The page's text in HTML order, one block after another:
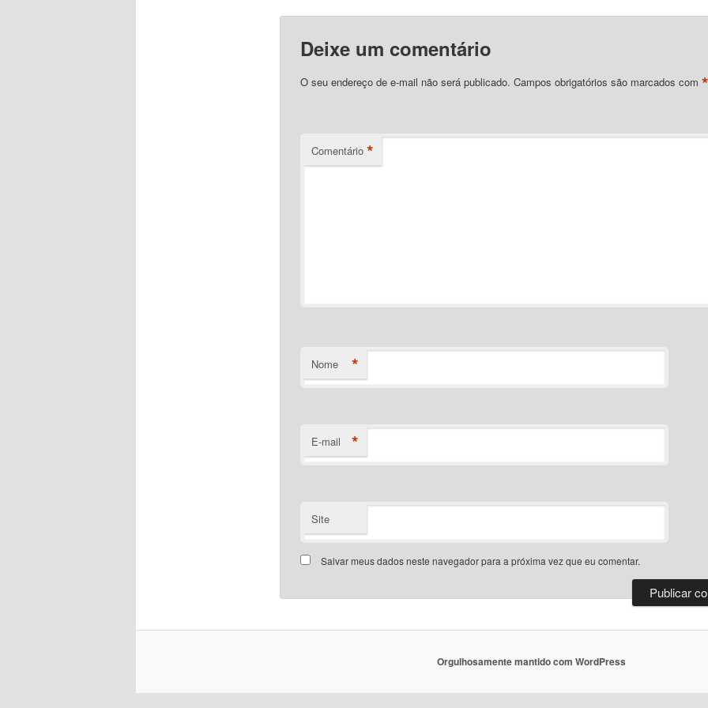
Deixe um comentário
O seu endereço de e-mail não será publicado. Campos obrigatórios são marcados com *
Comentário *
Nome *
E-mail *
Site
Salvar meus dados neste navegador para a próxima vez que eu comentar.
Orgulhosamente mantido com WordPress